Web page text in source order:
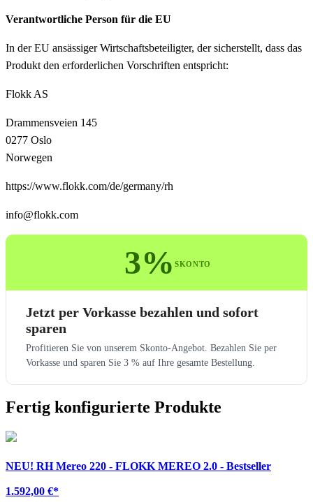
Verantwortliche Person für die EU
In der EU ansässiger Wirtschaftsbeteiligter, der sicherstellt, dass das
Produkt den erforderlichen Vorschriften entspricht:
Flokk AS
Drammensveien 145
0277 Oslo
Norwegen
https://www.flokk.com/de/germany/rh
info@flokk.com
3%SKONTO
Jetzt per Vorkasse bezahlen und sofort
sparen
Profitieren Sie von unserem Skonto-Angebot. Bezahlen Sie per
Vorkasse und sparen Sie 3 % auf Ihre gesamte Bestellung.
Fertig konfigurierte Produkte
NEU! RH Mereo 220 - FLOKK MEREO 2.0 - Bestseller
1.592,00 €*